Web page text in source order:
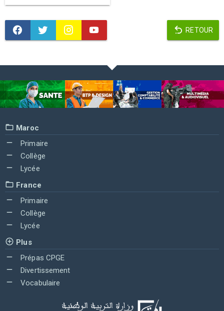
RETOUR
Maroc
Primaire
Collège
Lycée
France
Primaire
Collège
Lycée
Plus
Prépas CPGE
Divertissement
Vocabulaire